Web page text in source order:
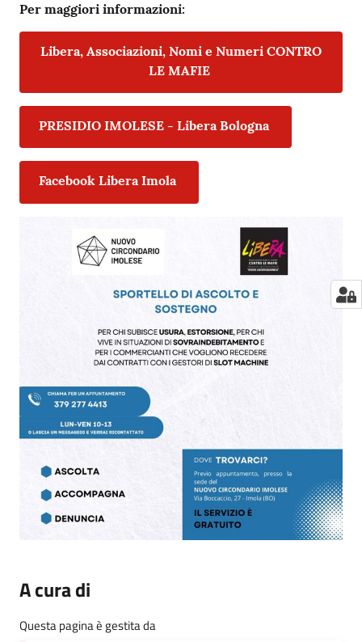
Per maggiori informazioni:
Libera, Associazioni, Nomi e Numeri CONTRO
LE MAFIE
PRESIDIO IMOLESE - Libera Bologna
Facebook Libera Imola
A cura di
Questa pagina è gestita da